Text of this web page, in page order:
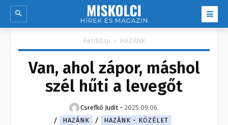
Kezdőlap HAZÁNK
Van, ahol zápor, máshol
szél hűti a levegőt
Csrefkó Judit - 2025.09.06.
HAZÁNK
HAZÁNK - KÖZÉLET